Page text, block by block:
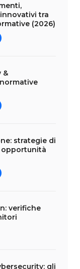
tra
(2026)
&
strategie di
opportunità
verifiche
gli